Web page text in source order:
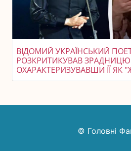
ВІДОМИЙ УКРАЇНСЬКИЙ
РОЗКРИТИКУВАВ ЗРАДНИЦЮ
ОХАРАКТЕРИЗУВАВШИ ЇЇ ЯК
© Головні